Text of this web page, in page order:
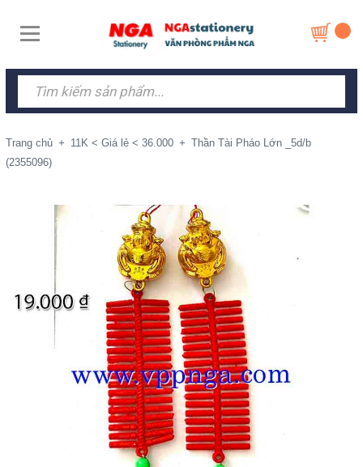
Trang chủ + 11K < Giá lẻ < 36.000 + Thần Tài Pháo Lớn _5d/b
(2355096)